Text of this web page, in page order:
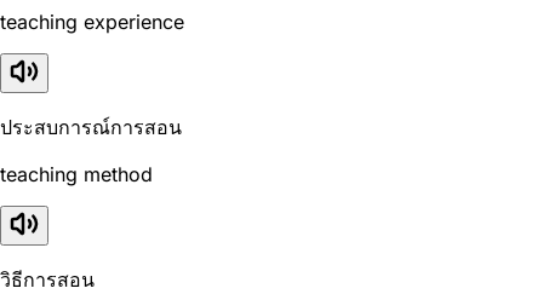
teaching experience
ประสบการณ์การสอน
teaching method
วิธีการสอน